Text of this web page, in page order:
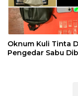
Oknum Kuli Tinta
Pengedar Sabu